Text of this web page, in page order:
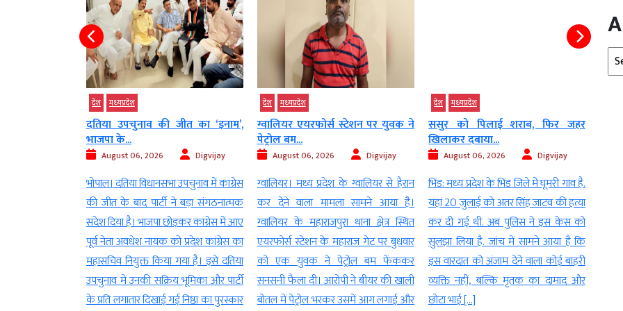
देश मध्‍यप्रदेश
दतिया उपचुनाव की जीत का ‘इनाम’,
भाजपा के...
August 06, 2026 Digvijay
भोपाल। दतिया विधानसभा उपचुनाव में कांग्रेस
की जीत के बाद पार्टी ने बड़ा संगठनात्मक
संदेश दिया है। भाजपा छोड़कर कांग्रेस में आए
पूर्व नेता अवधेश नायक को प्रदेश कांग्रेस का
महासचिव नियुक्त किया गया है। इसे दतिया
उपचुनाव में उनकी सक्रिय भूमिका और पार्टी
के प्रति लगातार दिखाई गई निष्ठा का पुरस्कार
देश मध्‍यप्रदेश
ग्वालियर एयरफोर्स स्टेशन पर युवक ने
पेट्रोल बम...
August 06, 2026 Digvijay
ग्वालियर। मध्य प्रदेश के ग्वालियर से हैरान
कर देने वाला मामला सामने आया है।
ग्वालियर के महाराजपुरा थाना क्षेत्र स्थित
एयरफोर्स स्टेशन के महाराज गेट पर बुधवार
को एक युवक ने पेट्रोल बम फेंककर
सनसनी फैला दी। आरोपी ने बीयर की खाली
बोतल में पेट्रोल भरकर उसमें आग लगाई और
देश मध्‍यप्रदेश
ससुर को पिलाई शराब, फिर जहर
खिलाकर दबाया...
August 06, 2026 Digvijay
भिंड: मध्य प्रदेश के भिंड जिले में घूमरी गांव है.
यहां 20 जुलाई को अतर सिंह जाटव की हत्या
कर दी गई थी. अब पुलिस ने इस केस को
सुलझा लिया है. जांच में सामने आया है कि
इस वारदात को अंजाम देने वाला कोई बाहरी
व्यक्ति नहीं, बल्कि मृतक का दामाद और
छोटा भाई […]